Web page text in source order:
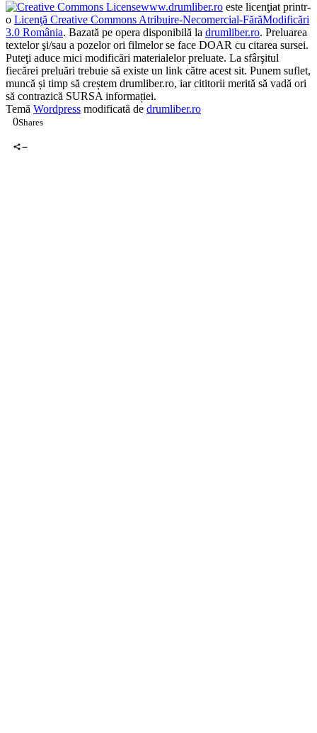
www.drumliber.ro este licenţiat printr-
o Licenţă Creative Commons Atribuire-Necomercial-FărăModificări
3.0 România. Bazată pe opera disponibilă la drumliber.ro. Preluarea
textelor şi/sau a pozelor ori filmelor se face DOAR cu citarea sursei.
Puteţi aduce mici modificări materialelor preluate. La sfârşitul
fiecărei preluări trebuie să existe un link către acest sit. Punem suflet,
muncă și timp să creștem drumliber.ro, iar cititorii merită să vadă ori
să contrazică SURSA informației.
Temă Wordpress modificată de drumliber.ro
0Shares